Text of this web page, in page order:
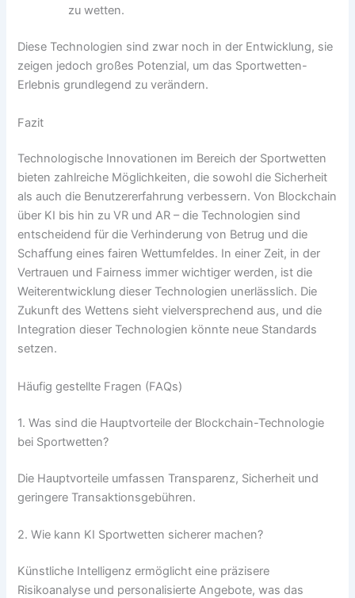
zu wetten.
Diese Technologien sind zwar noch in der Entwicklung, sie
zeigen jedoch großes Potenzial, um das Sportwetten-
Erlebnis grundlegend zu verändern.
Fazit
Technologische Innovationen im Bereich der Sportwetten
bieten zahlreiche Möglichkeiten, die sowohl die Sicherheit
als auch die Benutzererfahrung verbessern. Von Blockchain
über KI bis hin zu VR und AR – die Technologien sind
entscheidend für die Verhinderung von Betrug und die
Schaffung eines fairen Wettumfeldes. In einer Zeit, in der
Vertrauen und Fairness immer wichtiger werden, ist die
Weiterentwicklung dieser Technologien unerlässlich. Die
Zukunft des Wettens sieht vielversprechend aus, und die
Integration dieser Technologien könnte neue Standards
setzen.
Häufig gestellte Fragen (FAQs)
1. Was sind die Hauptvorteile der Blockchain-Technologie
bei Sportwetten?
Die Hauptvorteile umfassen Transparenz, Sicherheit und
geringere Transaktionsgebühren.
2. Wie kann KI Sportwetten sicherer machen?
Künstliche Intelligenz ermöglicht eine präzisere
Risikoanalyse und personalisierte Angebote, was das